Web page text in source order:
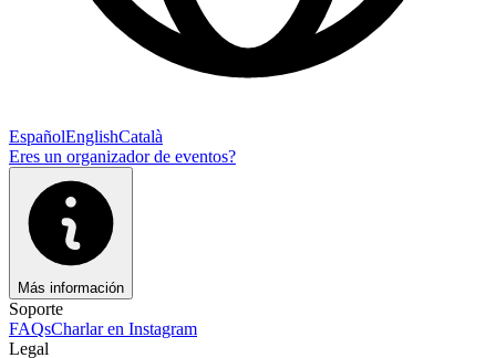
EspañolEnglishCatalà
Eres un organizador de eventos?
Más información
Soporte
FAQsCharlar en Instagram
Legal